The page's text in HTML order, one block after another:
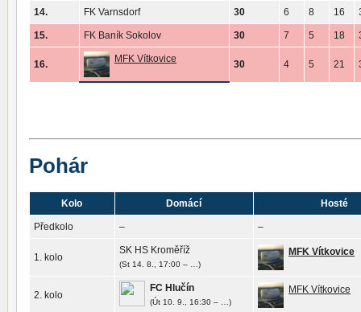
14. FK Varnsdorf 30 6 8 16
15. FK Baník Sokolov 30 7 5 18
16. MFK Vítkovice 30 4 5 21
Pohár
Kolo Domácí Hosté
Předkolo – –
1. kolo
SK HS Kroměříž
(St 14. 8., 17:00 – …)
MFK Vítkovice
2. kolo
FC Hlučín
(Út 10. 9., 16:30 – …)
MFK Vítkovice